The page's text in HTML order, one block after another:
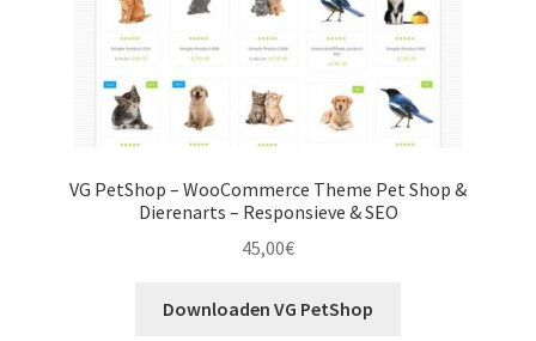
VG PetShop – WooCommerce Theme Pet Shop &
Dierenarts – Responsieve & SEO
45,00€
Downloaden VG PetShop